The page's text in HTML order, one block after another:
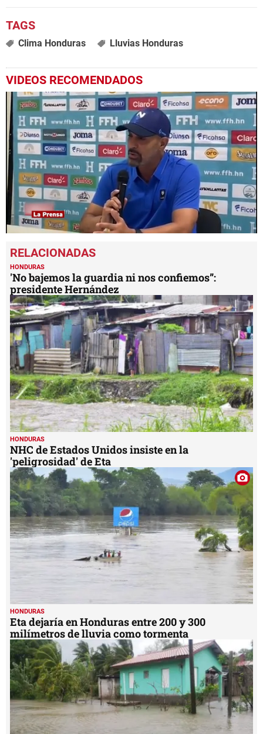
Clima Honduras Lluvias Honduras
VIDEOS RECOMENDADOS
seconds
of
4
minutes,
12
seconds
HONDURAS
'No bajemos la guardia ni nos confiemos”:
presidente Hernández
HONDURAS
NHC de Estados Unidos insiste en la
'peligrosidad' de Eta
HONDURAS
Eta dejaría en Honduras entre 200 y 300
milímetros de lluvia como tormenta